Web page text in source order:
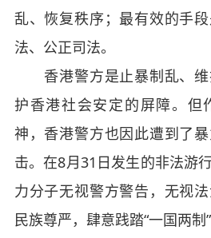
乱、恢复秩序；最有效的手
法、公正司法。
香港警方是止暴制乱、维
护香港社会安定的屏障。但
神，香港警方也因此遭到了
击。在8月31日发生的非法游
力分子无视警方警告，无视法
民族尊严，肆意践踏“一国两制